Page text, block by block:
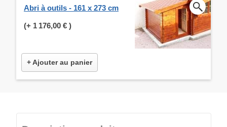
Abri à outils - 161 x 273 cm
(+ 1 176,00 € )
+ Ajouter au panier